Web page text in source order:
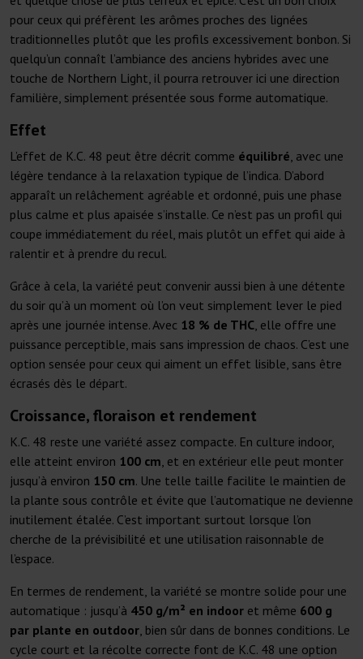
pour ceux qui préfèrent les arômes proches des lignées
traditionnelles plutôt que les profils excessivement bonbon. Si
quelqu’un connaît l’ambiance des anciens hybrides avec une
touche de Northern Light, il pourra retrouver ici une direction
familière, simplement présentée sous forme automatique.
Effet
L’effet de K.C. 48 peut être décrit comme équilibré, avec une
légère tendance à la relaxation typique de l’indica. D’abord
apparaît un relâchement agréable et ordonné, puis une phase
plus calme et plus apaisée s’installe. Ce n’est pas un profil qui
coupe immédiatement du réel, mais plutôt un effet qui aide à
ralentir et à prendre du recul.
Grâce à cela, la variété peut convenir aussi bien à une détente
du soir qu’à un moment où l’on veut simplement lever le pied
après une journée intense. Avec 18 % de THC, elle offre une
puissance perceptible, mais sans impression de chaos. C’est une
option sensée pour ceux qui aiment un effet lisible, sans être
écrasés dès le départ.
Croissance, floraison et rendement
K.C. 48 reste une variété assez compacte. En culture indoor,
elle atteint environ 100 cm, et en extérieur elle peut monter
jusqu’à environ 150 cm. Une telle taille facilite le maintien de
la plante sous contrôle et évite que l’automatique ne devienne
inutilement étalée. C’est important surtout lorsque l’on
cherche de la prévisibilité et une utilisation raisonnable de
l’espace.
En termes de rendement, la variété se montre solide pour une
automatique : jusqu’à 450 g/m² en indoor et même 600 g
par plante en outdoor, bien sûr dans de bonnes conditions. Le
cycle court et la récolte correcte font de K.C. 48 une option